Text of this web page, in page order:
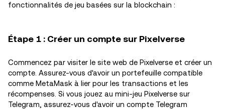
fonctionnalités de jeu basées sur la blockchain :
Étape 1 : Créer un compte sur Pixelverse
Commencez par visiter le site web de Pixelverse et créer un
compte. Assurez-vous d'avoir un portefeuille compatible
comme MetaMask à lier pour les transactions et les
récompenses. Si vous jouez au mini-jeu Pixelverse sur
Telegram, assurez-vous d'avoir un compte Telegram